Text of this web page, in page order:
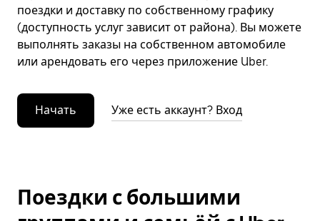
поездки и доставку по собственному графику
(доступность услуг зависит от района). Вы можете
выполнять заказы на собственном автомобиле
или арендовать его через приложение Uber.
Начать Уже есть аккаунт? Вход
Поездки с большими